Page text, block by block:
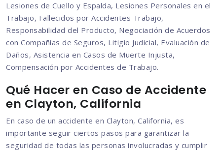
Lesiones de Cuello y Espalda, Lesiones Personales en el
Trabajo, Fallecidos por Accidentes Trabajo,
Responsabilidad del Producto, Negociación de Acuerdos
con Compañías de Seguros, Litigio Judicial, Evaluación de
Daños, Asistencia en Casos de Muerte Injusta,
Compensación por Accidentes de Trabajo.
Qué Hacer en Caso de Accidente
en Clayton, California
En caso de un accidente en Clayton, California, es
importante seguir ciertos pasos para garantizar la
seguridad de todas las personas involucradas y cumplir